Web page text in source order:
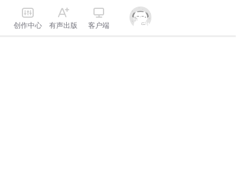
创作中心 有声出版 客户端